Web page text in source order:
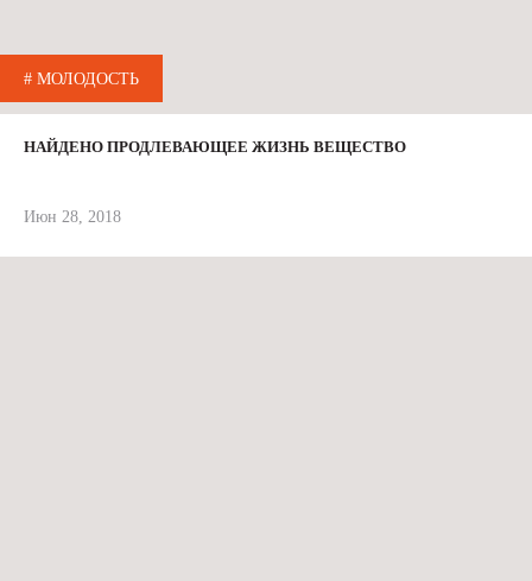
# МОЛОДОСТЬ
НАЙДЕНО ПРОДЛЕВАЮЩЕЕ ЖИЗНЬ ВЕЩЕСТВО
Июн 28, 2018